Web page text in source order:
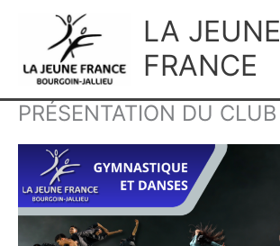
LA JEUNE
FRANCE
PRÉSENTATION DU CLUB